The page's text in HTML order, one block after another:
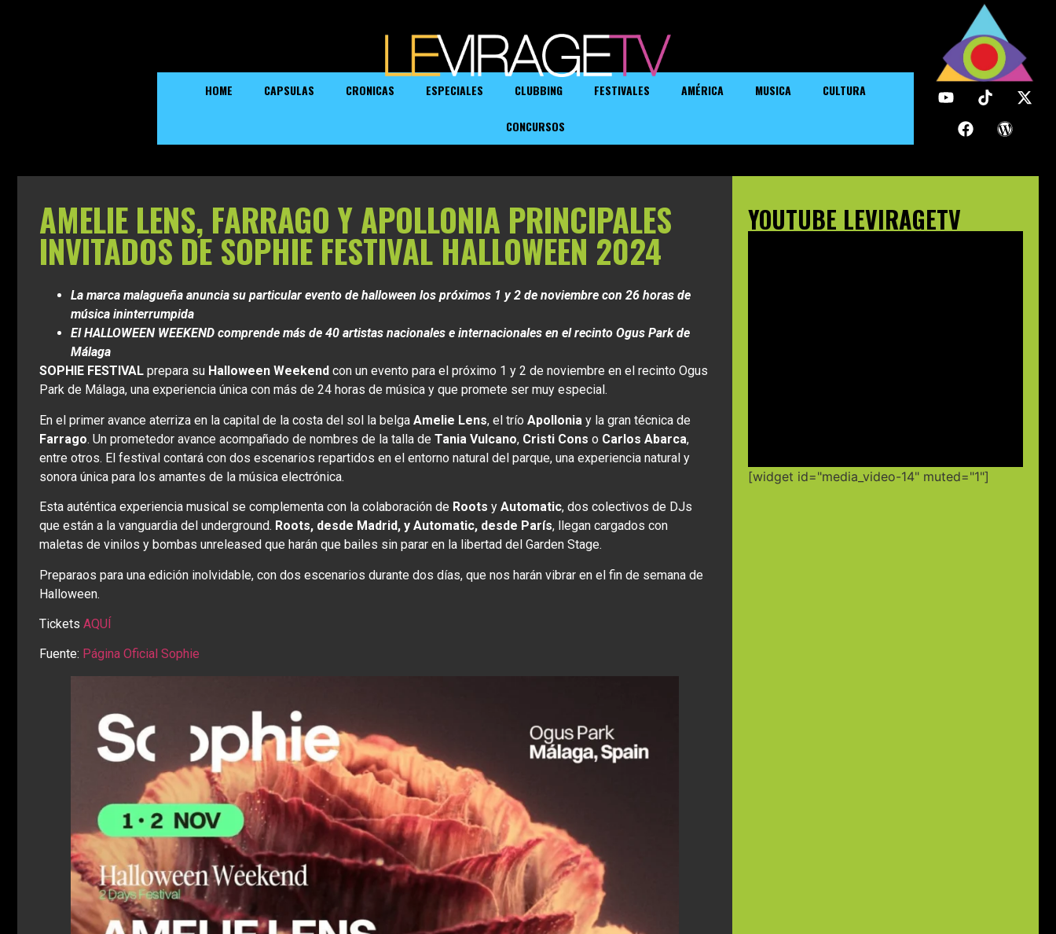
HOME CAPSULAS CRONICAS ESPECIALES CLUBBING FESTIVALES AMÉRICA MUSICA CULTURA
CONCURSOS
AMELIE LENS, FARRAGO Y APOLLONIA PRINCIPALES
INVITADOS DE SOPHIE FESTIVAL HALLOWEEN 2024
La marca malagueña anuncia su particular evento de halloween los próximos 1 y 2 de noviembre con 26 horas de
música ininterrumpida
El HALLOWEEN WEEKEND comprende más de 40 artistas nacionales e internacionales en el recinto Ogus Park de
Málaga
SOPHIE FESTIVAL prepara su Halloween Weekend con un evento para el próximo 1 y 2 de noviembre en el recinto Ogus
Park de Málaga, una experiencia única con más de 24 horas de música y que promete ser muy especial.
En el primer avance aterriza en la capital de la costa del sol la belga Amelie Lens, el trío Apollonia y la gran técnica de
Farrago. Un prometedor avance acompañado de nombres de la talla de Tania Vulcano, Cristi Cons o Carlos Abarca,
entre otros. El festival contará con dos escenarios repartidos en el entorno natural del parque, una experiencia natural y
sonora única para los amantes de la música electrónica.
Esta auténtica experiencia musical se complementa con la colaboración de Roots y Automatic, dos colectivos de DJs
que están a la vanguardia del underground. Roots, desde Madrid, y Automatic, desde París, llegan cargados con
maletas de vinilos y bombas unreleased que harán que bailes sin parar en la libertad del Garden Stage.
Preparaos para una edición inolvidable, con dos escenarios durante dos días, que nos harán vibrar en el fin de semana de
Halloween.
Tickets AQUÍ
Fuente: Página Oficial Sophie
YOUTUBE LEVIRAGETV
[widget id="media_video-14" muted="1"]